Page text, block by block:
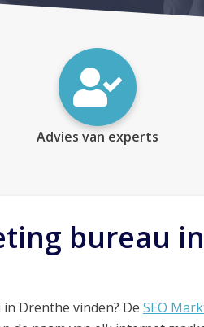
Advies van experts
bureau
Drenthe vinden? De SEO